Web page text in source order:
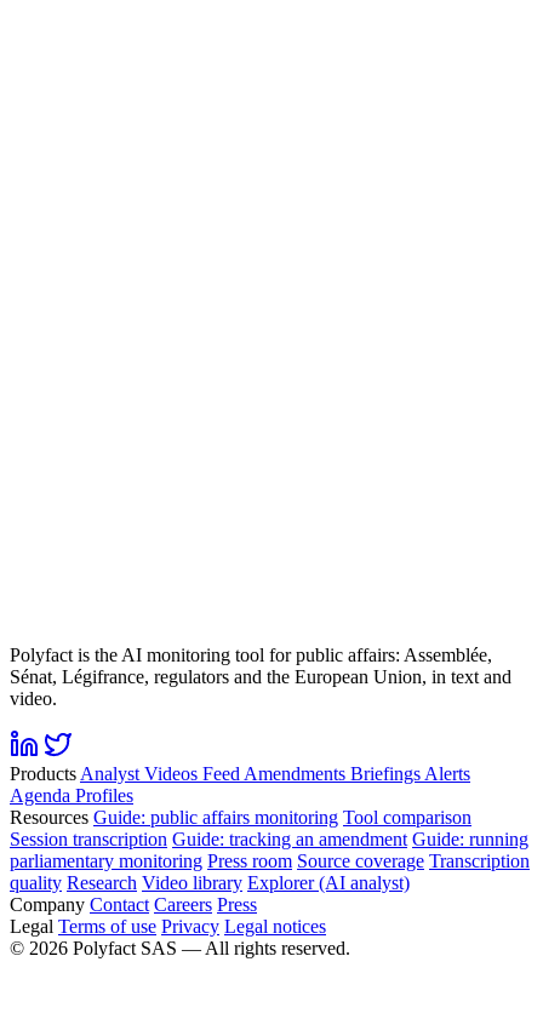
Polyfact is the AI monitoring tool for public affairs: Assemblée,
Sénat, Légifrance, regulators and the European Union, in text and
video.
Products Analyst Videos Feed Amendments Briefings Alerts
Agenda Profiles
Resources Guide: public affairs monitoring Tool comparison
Session transcription Guide: tracking an amendment Guide: running
parliamentary monitoring Press room Source coverage Transcription
quality Research Video library Explorer (AI analyst)
Company Contact Careers Press
Legal Terms of use Privacy Legal notices
© 2026 Polyfact SAS — All rights reserved.